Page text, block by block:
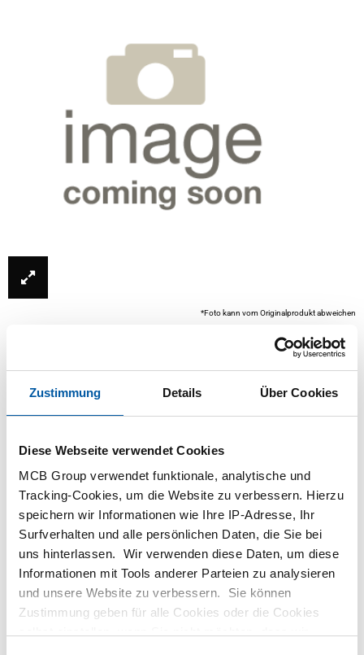
Zustimmung Details Über Cookies
Diese Webseite verwendet Cookies
MCB Group verwendet funktionale, analytische und
Tracking-Cookies, um die Website zu verbessern. Hierzu
speichern wir Informationen wie Ihre IP-Adresse, Ihr
Surfverhalten und alle persönlichen Daten, die Sie bei
uns hinterlassen. Wir verwenden diese Daten, um diese
Informationen mit Tools anderer Parteien zu analysieren
und unsere Website zu verbessern. Sie können
Zustimmung geben für alle Cookies oder die Cookies
*Foto kann vom Originalprodukt abweichen
Dieses Produkt ist derzeit nicht online verfügbar.
Bitte wenden Sie sich an unsere Verkaufsabteilung.
Bestellen mit Ihren eigenen Artikelnummern